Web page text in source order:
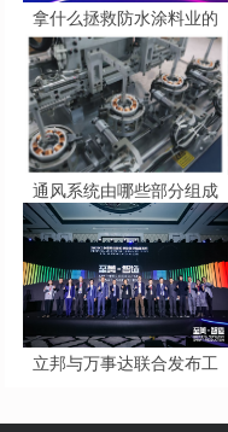
拿什么拯救防水涂料业的
通风系统由哪些部分组成
立邦与万事达联合发布工